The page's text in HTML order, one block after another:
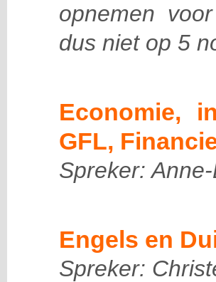
opnemen
dus niet op 5
Economie,
GFL,
Spreker:
Engels en
Spreker: